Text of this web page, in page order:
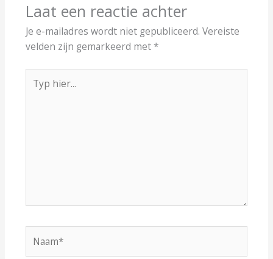
Laat een reactie achter
Je e-mailadres wordt niet gepubliceerd. Vereiste
velden zijn gemarkeerd met*
hier...